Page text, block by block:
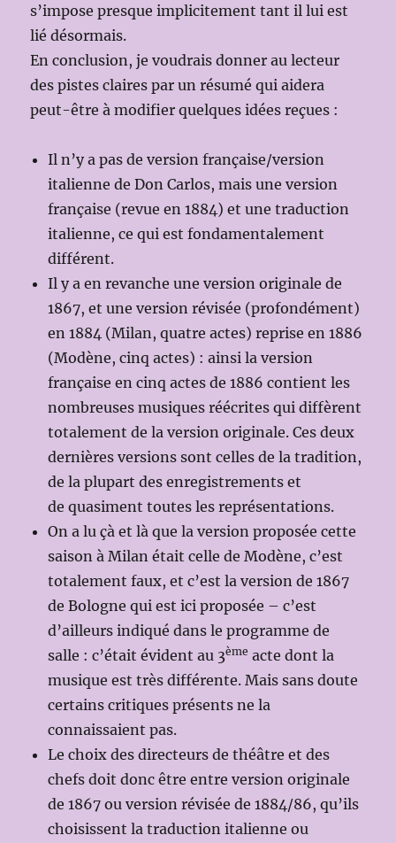
s’impose presque implicitement tant il lui est
lié désormais.
En conclusion, je voudrais donner au lecteur
des pistes claires par un résumé qui aidera
peut-être à modifier quelques idées reçues :
Il n’y a pas de version française/version
italienne de Don Carlos, mais une version
française (revue en 1884) et une traduction
italienne, ce qui est fondamentalement
différent.
Il y a en revanche une version originale de
1867, et une version révisée (profondément)
en 1884 (Milan, quatre actes) reprise en 1886
(Modène, cinq actes) : ainsi la version
française en cinq actes de 1886 contient les
nombreuses musiques réécrites qui diffèrent
totalement de la version originale. Ces deux
dernières versions sont celles de la tradition,
de la plupart des enregistrements et
de quasiment toutes les représentations.
On a lu çà et là que la version proposée cette
saison à Milan était celle de Modène, c’est
totalement faux, et c’est la version de 1867
de Bologne qui est ici proposée – c’est
d’ailleurs indiqué dans le programme de
salle : c’était évident au 3ème acte dont la
musique est très différente. Mais sans doute
certains critiques présents ne la
connaissaient pas.
Le choix des directeurs de théâtre et des
chefs doit donc être entre version originale
de 1867 ou version révisée de 1884/86, qu’ils
choisissent la traduction italienne ou